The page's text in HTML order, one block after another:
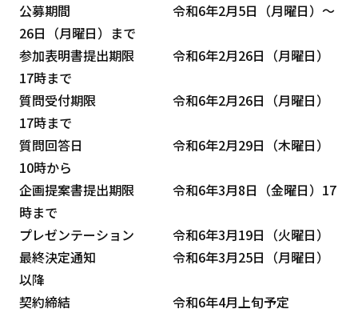
公募期間 令和6年2月5日（月曜日）～
26日（月曜日）まで
参加表明書提出期限 令和6年2月26日（月曜日）
17時まで
質問受付期限 令和6年2月26日（月曜日）
17時まで
質問回答日 令和6年2月29日（木曜日）
10時から
企画提案書提出期限 令和6年3月8日（金曜日）17
時まで
プレゼンテーション 令和6年3月19日（火曜日）
最終決定通知 令和6年3月25日（月曜日）
以降
契約締結 令和6年4月上旬予定